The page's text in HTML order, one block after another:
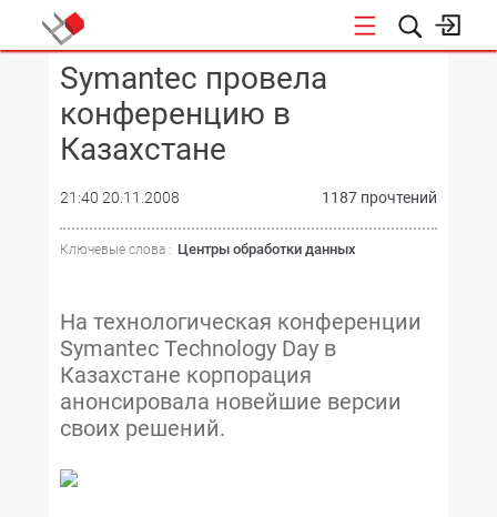
КОНФЕРЕНЦИИ
Symantec провела
конференцию в
Казахстане
21:40 20.11.2008 1187 прочтений
Ключевые слова : Центры обработки данных
На технологическая конференции
Symantec Technology Day в
Казахстане корпорация
анонсировала новейшие версии
своих решений.